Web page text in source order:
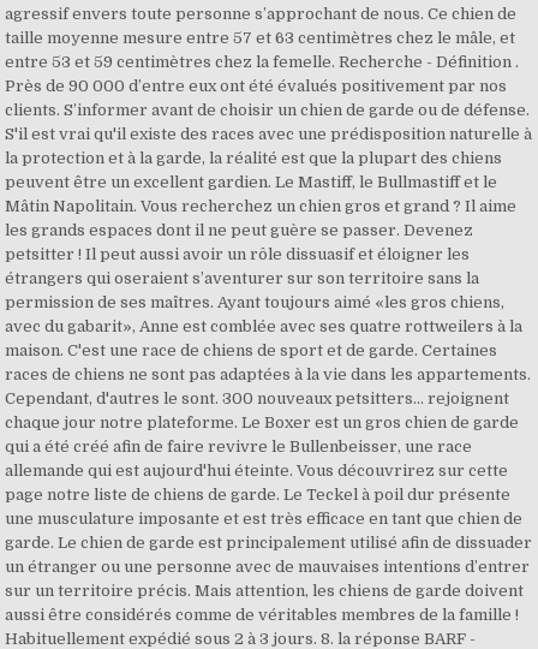
agressif envers toute personne s’approchant de nous. Ce chien de
taille moyenne mesure entre 57 et 63 centimètres chez le mâle, et
entre 53 et 59 centimètres chez la femelle. Recherche - Définition .
Près de 90 000 d’entre eux ont été évalués positivement par nos
clients. S’informer avant de choisir un chien de garde ou de défense.
S'il est vrai qu'il existe des races avec une prédisposition naturelle à
la protection et à la garde, la réalité est que la plupart des chiens
peuvent être un excellent gardien. Le Mastiff, le Bullmastiff et le
Mâtin Napolitain. Vous recherchez un chien gros et grand ? Il aime
les grands espaces dont il ne peut guère se passer. Devenez
petsitter ! Il peut aussi avoir un rôle dissuasif et éloigner les
étrangers qui oseraient s’aventurer sur son territoire sans la
permission de ses maîtres. Ayant toujours aimé «les gros chiens,
avec du gabarit», Anne est comblée avec ses quatre rottweilers à la
maison. C'est une race de chiens de sport et de garde. Certaines
races de chiens ne sont pas adaptées à la vie dans les appartements.
Cependant, d'autres le sont. 300 nouveaux petsitters... rejoignent
chaque jour notre plateforme. Le Boxer est un gros chien de garde
qui a été créé afin de faire revivre le Bullenbeisser, une race
allemande qui est aujourd'hui éteinte. Vous découvrirez sur cette
page notre liste de chiens de garde. Le Teckel à poil dur présente
une musculature imposante et est très efficace en tant que chien de
garde. Le chien de garde est principalement utilisé afin de dissuader
un étranger ou une personne avec de mauvaises intentions d’entrer
sur un territoire précis. Mais attention, les chiens de garde doivent
aussi être considérés comme de véritables membres de la famille !
Habituellement expédié sous 2 à 3 jours. 8. la réponse BARF -